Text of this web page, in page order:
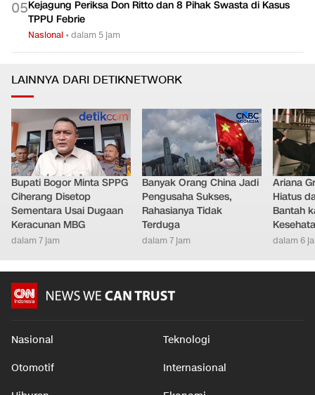
05Kejagung Periksa Don Ritto dan 8 Pihak Swasta di Kasus
TPPU Febrie
Nasional •dalam 5 jam
LAINNYA DARI DETIKNETWORK
Bupati Bogor Minta SPPG
Ciherang Disetop
Sementara Usai Dugaan
Keracunan MBG
dalam 7 jam
Banyak Orang China Jadi
Pengusaha Sukses,
Rahasianya Tidak
Terduga
dalam 7 jam
Ariana
Hiatus
Bantah
dalam 6
Nasional Teknologi
Otomotif Internasional